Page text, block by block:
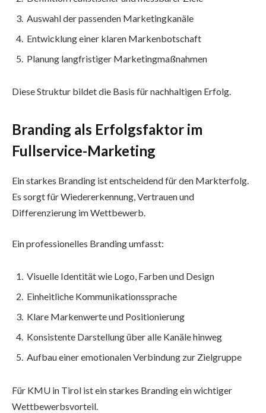
Auswahl der passenden Marketingkanäle
Entwicklung einer klaren Markenbotschaft
Planung langfristiger Marketingmaßnahmen
Diese Struktur bildet die Basis für nachhaltigen Erfolg.
Branding als Erfolgsfaktor im
Fullservice-Marketing
Ein starkes Branding ist entscheidend für den Markterfolg.
Es sorgt für Wiedererkennung, Vertrauen und
Differenzierung im Wettbewerb.
Ein professionelles Branding umfasst:
Visuelle Identität wie Logo, Farben und Design
Einheitliche Kommunikationssprache
Klare Markenwerte und Positionierung
Konsistente Darstellung über alle Kanäle hinweg
Aufbau einer emotionalen Verbindung zur Zielgruppe
Für KMU in Tirol ist ein starkes Branding ein wichtiger
Wettbewerbsvorteil.